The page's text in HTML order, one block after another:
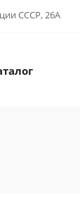
СССР, 26А